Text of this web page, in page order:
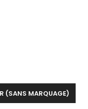
(SANS MARQUAGE)